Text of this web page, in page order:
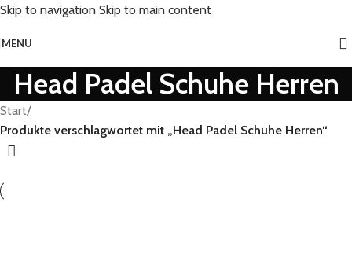
Skip to navigation Skip to main content
MENU
Head Padel Schuhe Herren
Start/
Produkte verschlagwortet mit „Head Padel Schuhe Herren“